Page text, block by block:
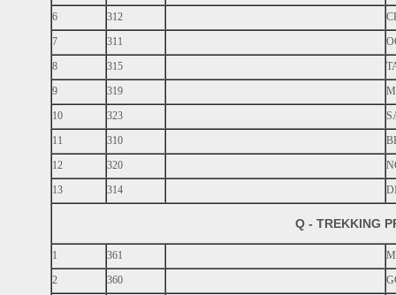
6
312
7
311
8
315
9
319
10
323
11
310
12
320
13
314
Q - TREKKING
1 361
2
360